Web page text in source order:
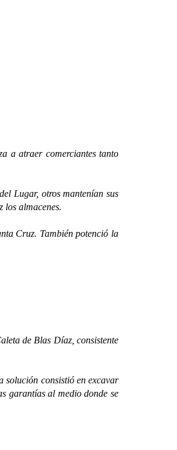
atraer comerciantes tanto
Lugar, otros mantenían sus
los almacenes.
Cruz. También potenció la
de Blas Díaz, consistente
consistió en excavar
garantías al medio donde se